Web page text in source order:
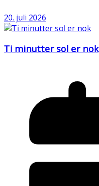
20. juli 2026
Ti minutter sol er nok